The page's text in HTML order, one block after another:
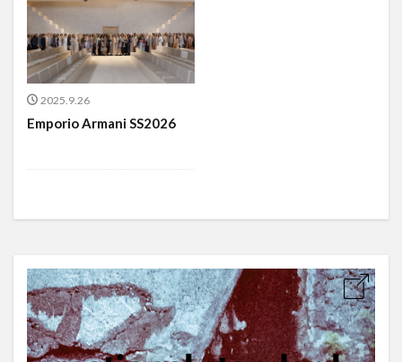
2025.9.26
Emporio Armani SS2026